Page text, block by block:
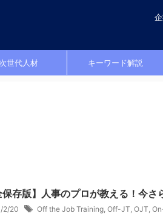
次世代人材 キーワード解説
保存版】人事のプロが教える！今
2/20 Off the Job Training, Off-JT, OJT,